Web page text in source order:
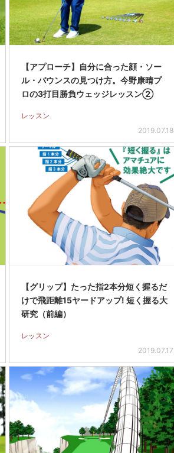
【アプローチ】自分に合った顔・ソー
ル・バウンスの見つけ方。今野康晴プ
ロの3打目勝負ウェッジレッスン②
レッスン
2019.07.18
【グリップ】たった指2本分短く握るだ
けで飛距離15ヤードアップ! 短く握る大
研究（前編）
レッスン
2019.07.17